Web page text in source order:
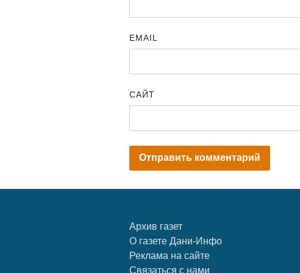
EMAIL
САЙТ
Архив газет
О газете Дани-Инфо
Реклама на сайте
Связаться с нами